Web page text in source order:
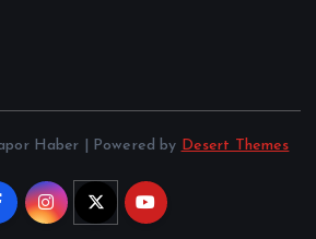
Haber | Powered by Desert Themes